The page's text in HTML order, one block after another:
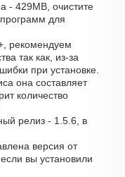
- 429MB, очистите
для
рекомендуем
так как, из-за
при установке.
она составляет
количество
релиз - 1.5.6, в
версия от
вы установили